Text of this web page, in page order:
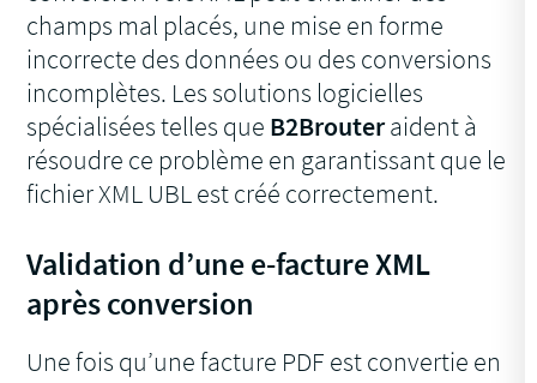
champs mal placés, une mise en forme
incorrecte des données ou des conversions
incomplètes. Les solutions logicielles
spécialisées telles que B2Brouteraident à
résoudre ce problème en garantissant que le
fichier XML UBL est créé correctement.
Validation d’une e-facture XML
après conversion
Une fois qu’une facture PDF est convertie en